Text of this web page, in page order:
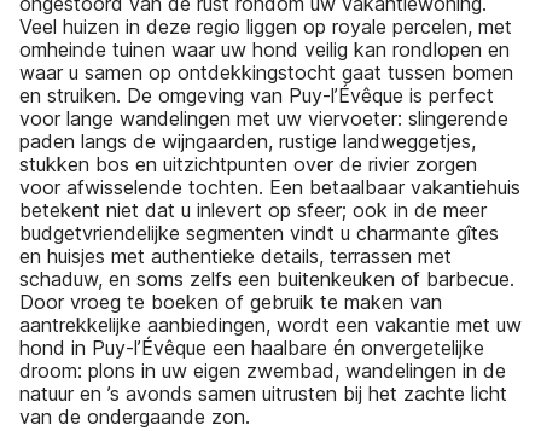
Veel huizen in deze regio liggen op royale percelen, met
omheinde tuinen waar uw hond veilig kan rondlopen en
waar u samen op ontdekkingstocht gaat tussen bomen
en struiken. De omgeving van Puy-l’Évêque is perfect
voor lange wandelingen met uw viervoeter: slingerende
paden langs de wijngaarden, rustige landweggetjes,
stukken bos en uitzichtpunten over de rivier zorgen
voor afwisselende tochten. Een betaalbaar vakantiehuis
betekent niet dat u inlevert op sfeer; ook in de meer
budgetvriendelijke segmenten vindt u charmante gîtes
en huisjes met authentieke details, terrassen met
schaduw, en soms zelfs een buitenkeuken of barbecue.
Door vroeg te boeken of gebruik te maken van
aantrekkelijke aanbiedingen, wordt een vakantie met uw
hond in Puy-l’Évêque een haalbare én onvergetelijke
droom: plons in uw eigen zwembad, wandelingen in de
natuur en ’s avonds samen uitrusten bij het zachte licht
van de ondergaande zon.